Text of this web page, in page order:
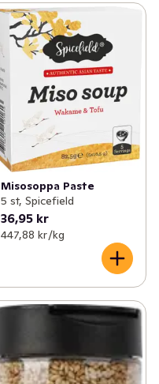
Misosoppa Paste
5 st, Spicefield
36,95 kr
447,88 kr /kg